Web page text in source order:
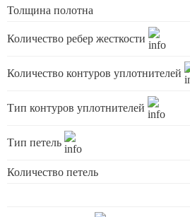
Толщина полотна
Количество ребер жесткости
Количество контуров уплотнителей
Тип контуров уплотнителей
Тип петель
Количество петель